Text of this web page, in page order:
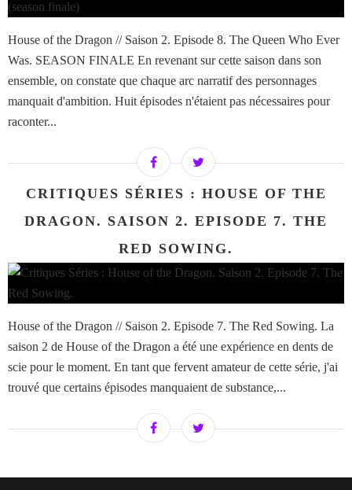
House of the Dragon // Saison 2. Episode 8. The Queen Who Ever
Was. SEASON FINALE En revenant sur cette saison dans son
ensemble, on constate que chaque arc narratif des personnages
manquait d'ambition. Huit épisodes n'étaient pas nécessaires pour
raconter...
CRITIQUES SÉRIES : HOUSE OF THE
DRAGON. SAISON 2. EPISODE 7. THE
RED SOWING.
House of the Dragon // Saison 2. Episode 7. The Red Sowing. La
saison 2 de House of the Dragon a été une expérience en dents de
scie pour le moment. En tant que fervent amateur de cette série, j'ai
trouvé que certains épisodes manquaient de substance,...